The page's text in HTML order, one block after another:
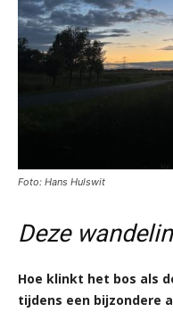
Foto: Hans Hulswit
Deze
Hoe klinkt het bos als
tijdens een bijzondere